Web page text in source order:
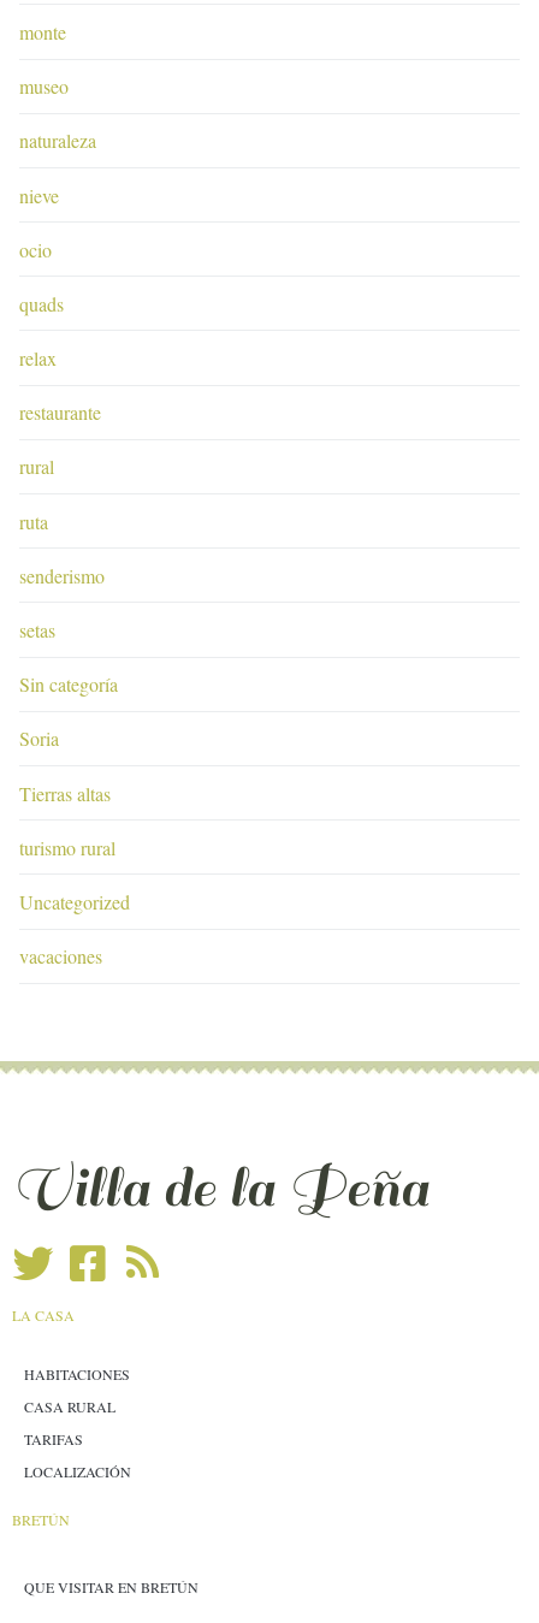
monte
museo
naturaleza
nieve
ocio
quads
relax
restaurante
rural
ruta
senderismo
setas
Sin categoría
Soria
Tierras altas
turismo rural
Uncategorized
vacaciones
Villa de la Peña
LA CASA
HABITACIONES
CASA RURAL
TARIFAS
LOCALIZACIÓN
BRETÚN
QUE VISITAR EN BRETÚN